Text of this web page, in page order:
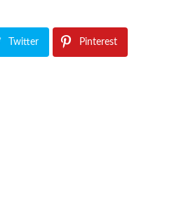
Twitter Pinterest